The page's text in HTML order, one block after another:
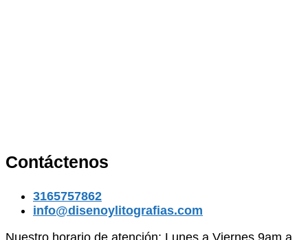
Contáctenos
3165757862
info@disenoylitografias.com